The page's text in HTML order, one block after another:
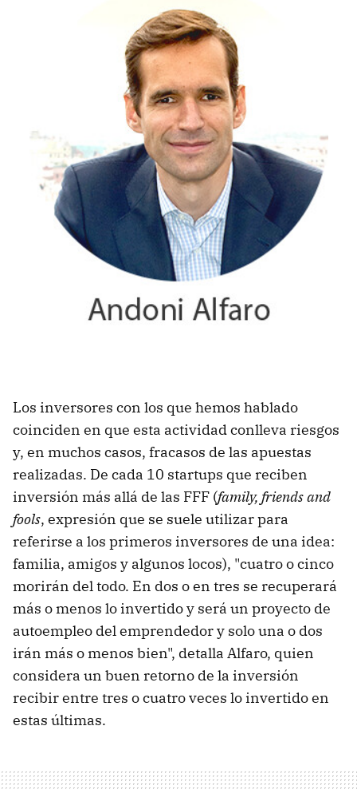
Los inversores con los que hemos hablado
coinciden en que esta actividad conlleva riesgos
y, en muchos casos, fracasos de las apuestas
realizadas. De cada 10 startups que reciben
inversión más allá de las FFF (family, friends and
fools, expresión que se suele utilizar para
referirse a los primeros inversores de una idea:
familia, amigos y algunos locos), "cuatro o cinco
morirán del todo. En dos o en tres se recuperará
más o menos lo invertido y será un proyecto de
autoempleo del emprendedor y solo una o dos
irán más o menos bien", detalla Alfaro, quien
considera un buen retorno de la inversión
recibir entre tres o cuatro veces lo invertido en
estas últimas.